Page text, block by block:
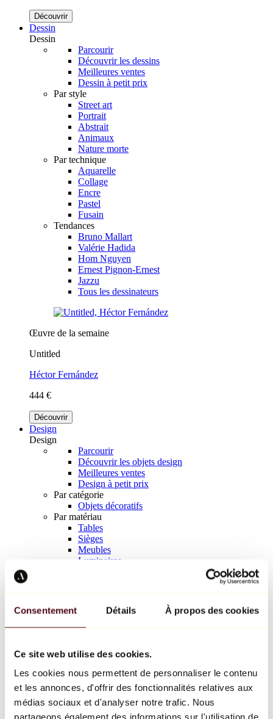
Consentement Détails À propos des cookies
Ce site web utilise des cookies.
Les cookies nous permettent de personnaliser le contenu
et les annonces, d'offrir des fonctionnalités relatives aux
médias sociaux et d'analyser notre trafic. Nous
partageons également des informations sur l'utilisation de
Découvrir
Dessin
Dessin
Parcourir
Découvrir les dessins
Meilleures ventes
Dessin à petit prix
Par style
Street art
Portrait
Abstrait
Animaux
Nature morte
Par technique
Aquarelle
Collage
Encre
Pastel
Fusain
Tendances
Bruno Mallart
Valérie Hadida
Hom Nguyen
Ernest Pignon-Ernest
Jazzu
Tous les dessinateurs
Œuvre de la semaine
Untitled
Héctor Fernández
444 €
Découvrir
Design
Design
Parcourir
Découvrir les objets design
Meilleures ventes
Design à petit prix
Par catégorie
Objets décoratifs
Par matériau
Tables
Sièges
Meubles
Luminaires
Richard Orlinski
Keith Haring
Jeff Koons
Jean-Michel Basquiat
Tous les designers
Œuvre de la semaine